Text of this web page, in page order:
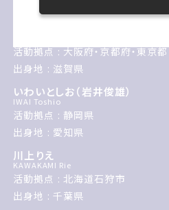
活動拠点 : 大阪府・京都府・東京都
出身地 : 滋賀県
いわいとしお（岩井俊雄）
IWAI Toshio
活動拠点 : 静岡県
出身地 : 愛知県
川上りえ
KAWAKAMI Rie
活動拠点 : 北海道石狩市
出身地 : 千葉県